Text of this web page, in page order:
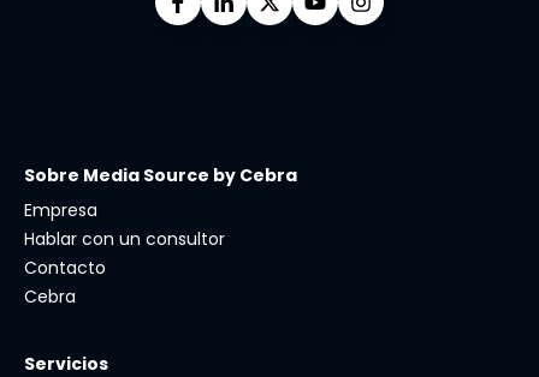
Sobre Media Source by Cebra
Empresa
Hablar con un consultor
Contacto
Cebra
Servicios